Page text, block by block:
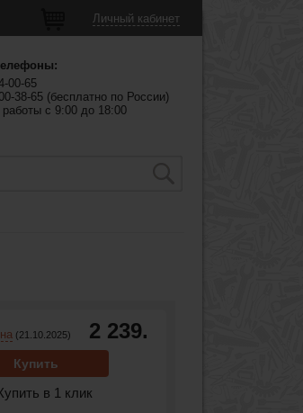
Личный кабинет
00-65
38-65 (бесплатно по России)
работы с 9:00 до 18:00
(21.10.2025) 2 239.
Купить
Купить в 1 клик